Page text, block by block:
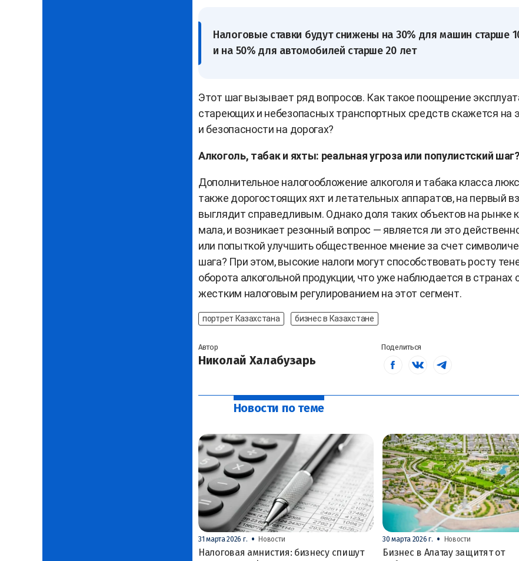
Налоговые ставки будут снижены на 30% для машин старше
и на 50% для автомобилей старше 20 лет
Этот шаг вызывает ряд вопросов. Как такое поощрение
стареющих и небезопасных транспортных средств скажется на
и безопасности на дорогах?
Алкоголь, табак и яхты: реальная угроза или популистский шаг?
Дополнительное налогообложение алкоголя и табака класса
также дорогостоящих яхт и летательных аппаратов, на первый
выглядит справедливым. Однако доля таких объектов на рынке
мала, и возникает резонный вопрос — является ли это
или попыткой улучшить общественное мнение за счет
шага? При этом, высокие налоги могут способствовать росту
оборота алкогольной продукции, что уже наблюдается в странах
жестким налоговым регулированием на этот сегмент.
портрет Казахстана бизнес в Казахстане
Автор
Николай Халабузарь
Поделиться
Новости по теме
31 марта 2026 г. • Новости
Налоговая амнистия: бизнесу спишут
30 марта 2026 г. • Новости
Бизнес в Алатау защитят от